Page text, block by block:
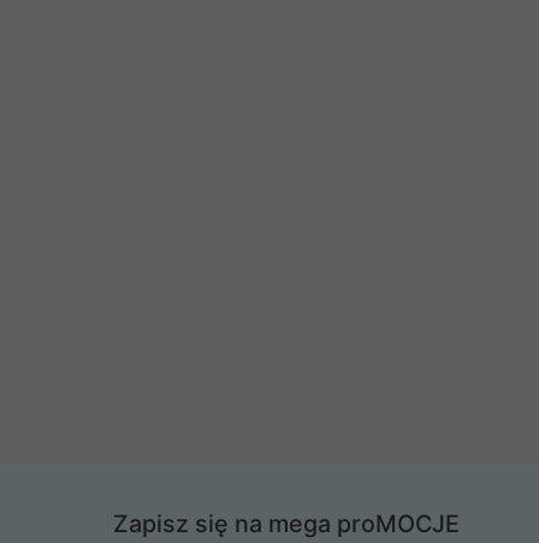
Zapisz się na mega proMOCJE